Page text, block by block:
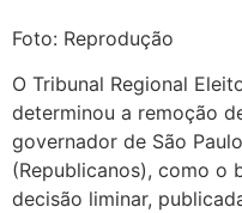
Foto: Reprodução
O Tribunal Regional
determinou a remoção
governador de São
(Republicanos), como o
decisão liminar,